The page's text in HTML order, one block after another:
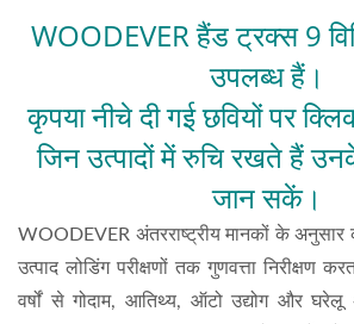
WOODEVER हैंड ट्रक्स 9
उपलब्ध हैं।
कृपया नीचे दी गई छवियों पर
जिन उत्पादों में रुचि रखते हैं
जान सकें।
WOODEVER अंतरराष्ट्रीय मानकों के
उत्पाद लोडिंग परीक्षणों तक गुणवत्ता निरीक्षण
वर्षों से गोदाम, आतिथ्य, ऑटो उद्योग और